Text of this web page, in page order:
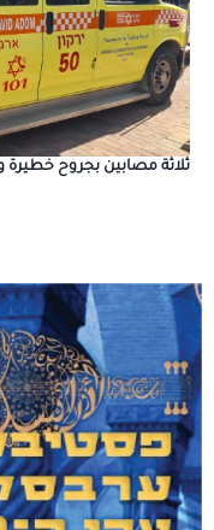
ثلاثة مصابين بجروح